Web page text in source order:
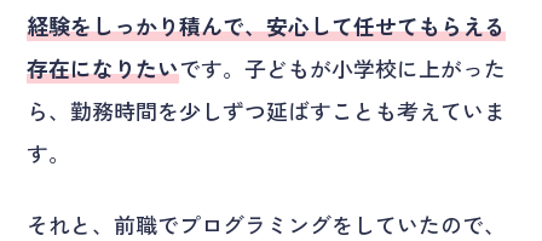
経験をしっかり積んで、安心して任せてもらえる
存在になりたいです。子どもが小学校に上がった
ら、勤務時間を少しずつ延ばすことも考えていま
す。
それと、前職でプログラミングをしていたので、